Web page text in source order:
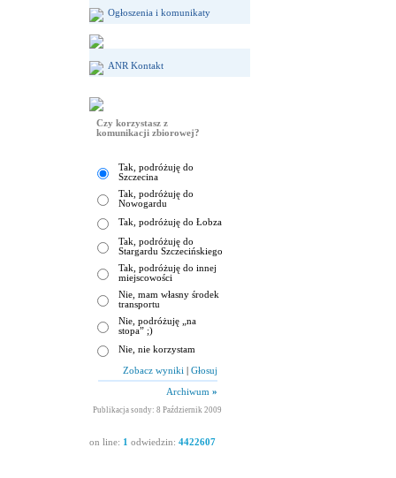
Ogłoszenia i komunikaty
ANR Kontakt
Czy korzystasz z
komunikacji zbiorowej?
Tak, podróżuję do
Szczecina
Tak, podróżuję do
Nowogardu
Tak, podróżuję do Łobza
Tak, podróżuję do
Stargardu Szczecińskiego
Tak, podróżuję do innej
miejscowości
Nie, mam własny środek
transportu
Nie, podróżuję „na
stopa” ;)
Nie, nie korzystam
Zobacz wyniki Głosuj
Archiwum »
Publikacja sondy: 8 Październik 2009
on line: 1 odwiedzin: 4422607